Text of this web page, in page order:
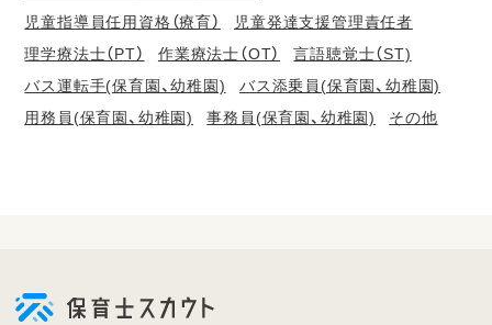
児童指導員任用資格（療育）
児童発達支援管理責任者
理学療法士（PT）
作業療法士（OT）
言語聴覚士（ST)
バス運転手(保育園、幼稚園)
バス添乗員(保育園、幼稚園)
用務員(保育園、幼稚園)
事務員(保育園、幼稚園) その他
登